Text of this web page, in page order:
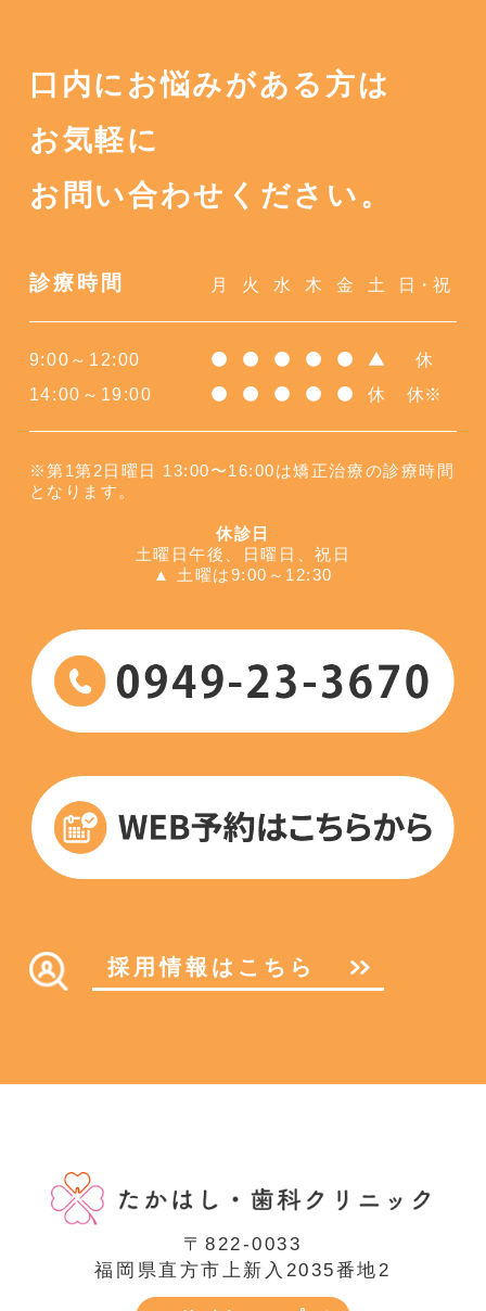
口内にお悩みがある方は
お気軽に
お問い合わせください。
診療時間 月 火 水 木 金 土 日・祝
9:00～12:00 ● ● ● ● ● ▲
休
14:00～19:00
● ● ● ● ● 休 休※
※第1第2日曜日 13:00〜16:00は矯正治療の診療時間
となります。
休診日
土曜日午後、日曜日、祝日
▲ 土曜は9:00～12:30
採用情報はこちら
〒822-0033
福岡県直方市上新入2035番地2